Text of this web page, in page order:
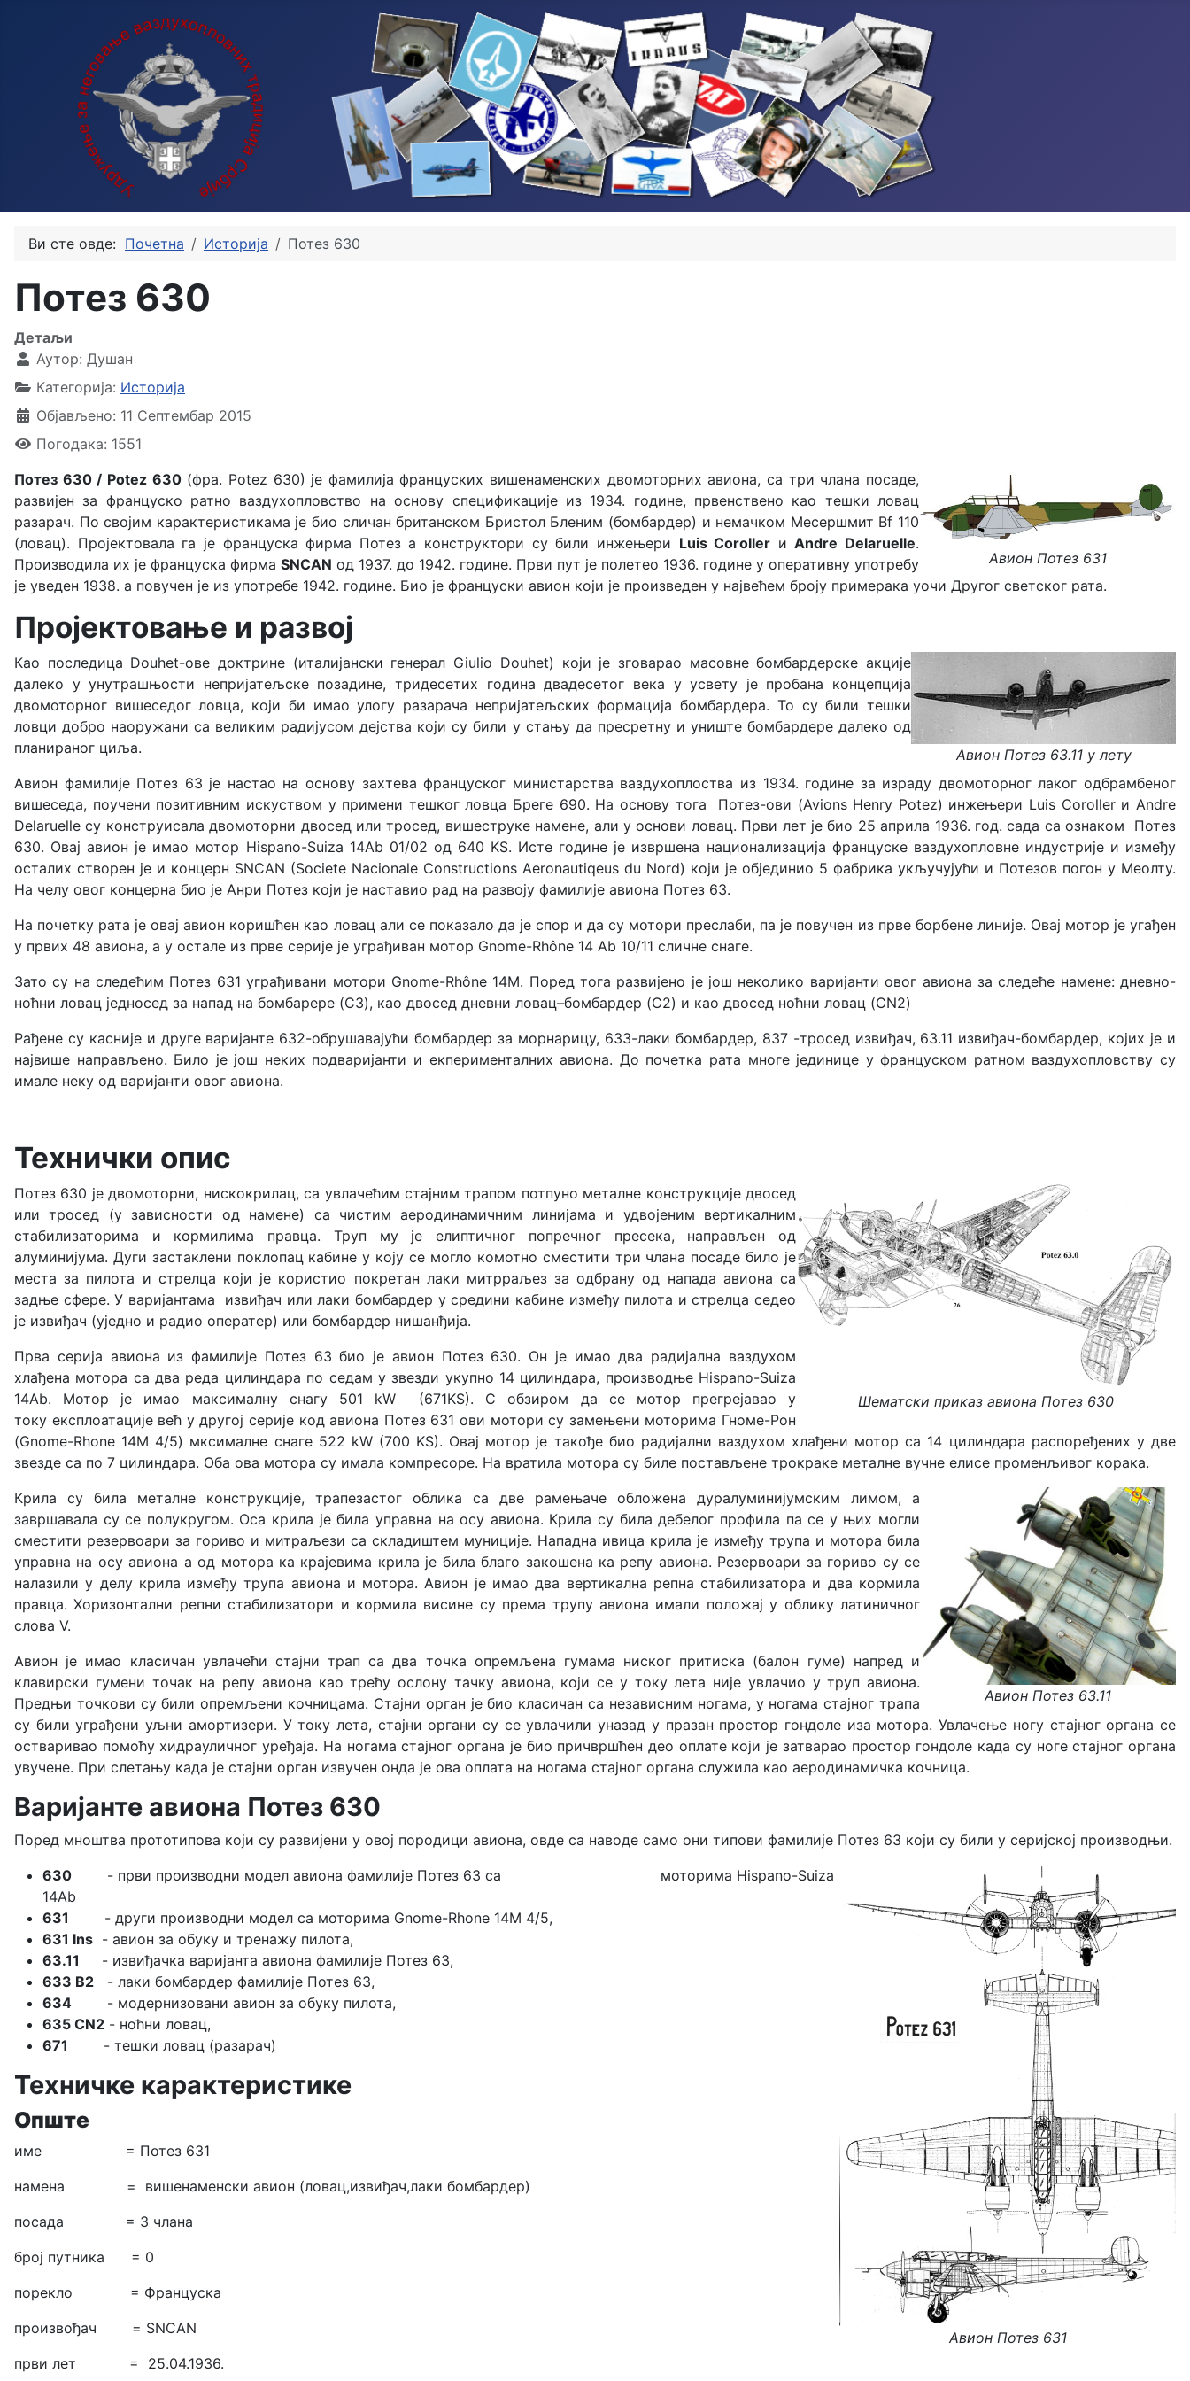
Ви сте овде: Почетна Историја Потез 630
Потез 630
Детаљи
Аутор: Душан
Категорија: Историја
Објављено: 11 Септембар 2015
Погодака: 1551
Авион Потез 631
Потез 630 / Potez 630(фра. Potez 630) је фамилија француских вишенаменских двомоторних авиона, са три члана посаде,
развијен за француско ратно ваздухопловство на основу спецификације из 1934. године, првенствено као тешки ловац
разарач. По својим карактеристикама је био сличан британском Бристол Бленим (бомбардер) и немачком Месершмит Bf 110
(ловац). Пројектовала га је француска фирма Потез а конструктори су били инжењери Luis Coroller иAndre Delaruelle.
Производила их је француска фирма SNCAN од 1937. до 1942. године. Први пут је полетео 1936. године у оперативну употребу
је уведен 1938. а повучен је из употребе 1942. године. Био је француски авион који је произведен у највећем броју примерака уочи Другог светског рата.
Пројектовање и развој
Авион Потез 63.11 у лету
Као последица Douhet-ове доктрине (италијански генерал Giulio Douhet) који је зговарао масовне бомбардерске акције
далеко у унутрашњости непријатељске позадине, тридесетих година двадесетог века у усвету је пробана концепција
двомоторног вишеседог ловца, који би имао улогу разарача непријатељских формација бомбардера. То су били тешки
ловци добро наоружани са великим радијусом дејства који су били у стању да пресретну и униште бомбардере далеко од
планираног циља.
Авион фамилије Потез 63 је настао на основу захтева француског министарства ваздухоплоства из 1934. године за израду двомоторног лаког одбрамбеног
вишеседа, поучени позитивним искуством у примени тешког ловца Бреге 690. На основу тога Потез-ови (Avions Henry Potez) инжењери Luis Coroller и Andre
Delaruelle су конструисала двомоторни двосед или тросед, вишеструке намене, али у основи ловац. Први лет је био 25 априла 1936. год. сада са ознаком Потез
630. Овај авион је имао мотор Hispano-Suiza 14Ab 01/02 од 640 KS. Исте године је извршена национализација француске ваздухопловне индустрије и између
осталих створен је и концерн SNCAN (Societe Nacionale Constructions Aeronautiqeus du Nord) који је објединио 5 фабрика укључујући и Потезов погон у Меолту.
На челу овог концерна био је Анри Потез који је наставио рад на развоју фамилије авиона Потез 63.
На почетку рата је овај авион коришћен као ловац али се показало да је спор и да су мотори преслаби, па је повучен из прве борбене линије. Овај мотор је угађен
у првих 48 авиона, а у остале из прве серије је уграђиван мотор Gnome-Rhône 14 Ab 10/11 сличне снаге.
Зато су на следећим Потез 631 уграђивани мотори Gnome-Rhône 14M. Поред тога развијено је још неколико варијанти овог авиона за следеће намене: дневно-
ноћни ловац једносед за напад на бомбарере (C3), као двосед дневни ловац–бомбардер (C2) и као двосед ноћни ловац (CN2)
Рађене су касније и друге варијанте 632-обрушавајући бомбардер за морнарицу, 633-лаки бомбардер, 837 -тросед извиђач, 63.11 извиђач-бомбардер, којих је и
највише направљено. Било је још неких подваријанти и екперименталних авиона. До почетка рата многе јединице у француском ратном ваздухопловству су
имале неку од варијанти овог авиона.
Технички опис
Шематски приказ авиона Потез 630
Потез 630 је двомоторни, нискокрилац, са увлачећим стајним трапом потпуно металне конструкције двосед
или тросед (у зависности од намене) са чистим аеродинамичним линијама и удвојеним вертикалним
стабилизаторима и кормилима правца. Труп му је елиптичног попречног пресека, направљен од
алуминијума. Дуги застаклени поклопац кабине у коју се могло комотно сместити три члана посаде било је
места за пилота и стрелца који је користио покретан лаки митрраљез за одбрану од напада авиона са
задње сфере. У варијантама извиђач или лаки бомбардер у средини кабине између пилота и стрелца седео
је извиђач (уједно и радио оператер) или бомбардер нишанђија.
Прва серија авиона из фамилије Потез 63 био је авион Потез 630. Он је имао два радијална ваздухом
хлађена мотора са два реда цилиндара по седам у звезди укупно 14 цилиндара, производње Hispano-Suiza
14Ab. Мотор је имао максималну снагу 501 kW (671KS). С обзиром да се мотор прегрејавао у
току експлоатације већ у другој серије код авиона Потез 631 ови мотори су замењени моторима Гноме-Рон
(Gnome-Rhone 14M 4/5) мксималне снаге 522 kW (700 KS). Овај мотор је такође био радијални ваздухом хлађени мотор са 14 цилиндара распоређених у две
звезде са по 7 цилиндара. Оба ова мотора су имала компресоре. На вратила мотора су биле постављене трокраке металне вучне елисе променљивог корака.
Авион Потез 63.11
Крила су била металне конструкције, трапезастог облика са две рамењаче обложена дуралуминијумским лимом, а
завршавала су се полукругом. Оса крила је била управна на осу авиона. Крила су била дебелог профила па се у њих могли
сместити резервоари за гориво и митраљези са складиштем муниције. Нападна ивица крила је између трупа и мотора била
управна на осу авиона а од мотора ка крајевима крила је била благо закошена ка репу авиона. Резервоари за гориво су се
налазили у делу крила између трупа авиона и мотора. Авион је имао два вертикална репна стабилизатора и два кормила
правца. Хоризонтални репни стабилизатори и кормила висине су према трупу авиона имали положај у облику латиничног
слова V.
Авион је имао класичан увлачећи стајни трап са два точка опремљена гумама ниског притиска (балон гуме) напред и
клавирски гумени точак на репу авиона као трећу ослону тачку авиона, који се у току лета није увлачио у труп авиона.
Предњи точкови су били опремљени кочницама. Стајни орган је био класичан са независним ногама, у ногама стајног трапа
су били уграђени уљни амортизери. У току лета, стајни органи су се увлачили уназад у празан простор гондоле иза мотора. Увлачење ногу стајног органа се
остваривао помоћу хидрауличног уређаја. На ногама стајног органа је био причвршћен део оплате који је затварао простор гондоле када су ноге стајног органа
увучене. При слетању када је стајни орган извучен онда је ова оплата на ногама стајног органа служила као аеродинамичка кочница.
Варијанте авиона Потез 630
Поред мноштва прототипова који су развијени у овој породици авиона, овде са наводе само они типови фамилије Потез 63 који су били у серијској производњи.
Авион Потез 631
630 - први производни модел авиона фамилије Потез 63 са моторима Hispano-Suiza
14Ab
631 - други производни модел са моторима Gnome-Rhone 14M 4/5,
631 Ins - авион за обуку и тренажу пилота,
63.11 - извиђачка варијанта авиона фамилије Потез 63,
633 B2 - лаки бомбардер фамилије Потез 63,
634 - модернизовани авион за обуку пилота,
635 CN2 - ноћни ловац,
671 - тешки ловац (разарач)
Техничке карактеристике
Опште
име = Потез 631
намена = вишенаменски авион (ловац,извиђач,лаки бомбардер)
посада = 3 члана
број путника = 0
порекло = Француска
произвођач = SNCAN
први лет = 25.04.1936.